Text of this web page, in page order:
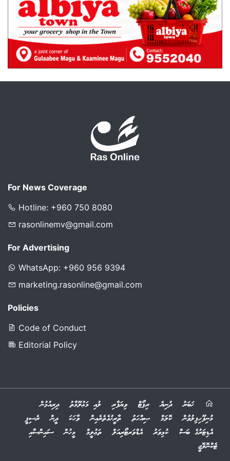
For News Coverage
Hotline: +960 750 8080
rasonlinemv@gmail.com
For Advertising
WhatsApp: +960 956 9394
marketing.rasonline@gmail.com
Policies
Code of Conduct
Editorial Policy
ޚަބަރު ދުނިޔެ ރިޕޯޓް ވިޔަފާރި ލުއި މަޢުލޫމާތު
ދިރިއުޅުން
މުނިފޫހިފިލުވުން
ކޮލަމް ޞިއްހަތު ތާރީޚުގެތެރެއިން ވާހަކަ ދީން
ރެސިޕީ
އެޑިޓަރުގެ ބަސް
ކުޅިވަރު އެޑްވަރޓޯރިއަލް ތަޢުލީމް މީހުން
ސައިންސާއި
ޓެކްނޮލޮޖީ